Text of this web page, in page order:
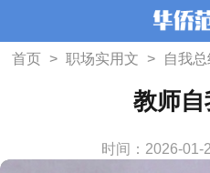
首页 > 职场实用文 > 自我
教师
时间：2026-01-